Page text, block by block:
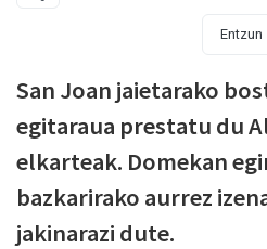
Entzun
San Joan jaietarako
egitaraua prestatu du
elkarteak. Domekan
bazkarirako aurrez
jakinarazi dute.